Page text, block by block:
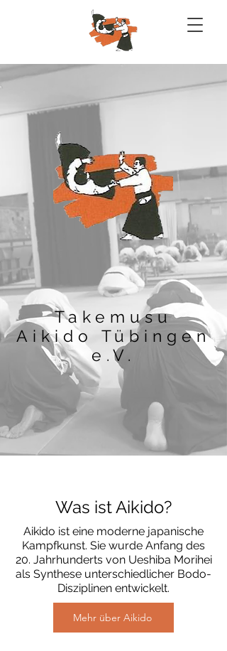
Takemusu
Aikido Tübingen
e.V.
Was ist Aikido?
Aikido ist eine moderne japanische
Kampfkunst. Sie wurde Anfang des
20. Jahrhunderts von Ueshiba Morihei
als Synthese unterschiedlicher Bodo-
Disziplinen entwickelt.
Mehr über Aikido